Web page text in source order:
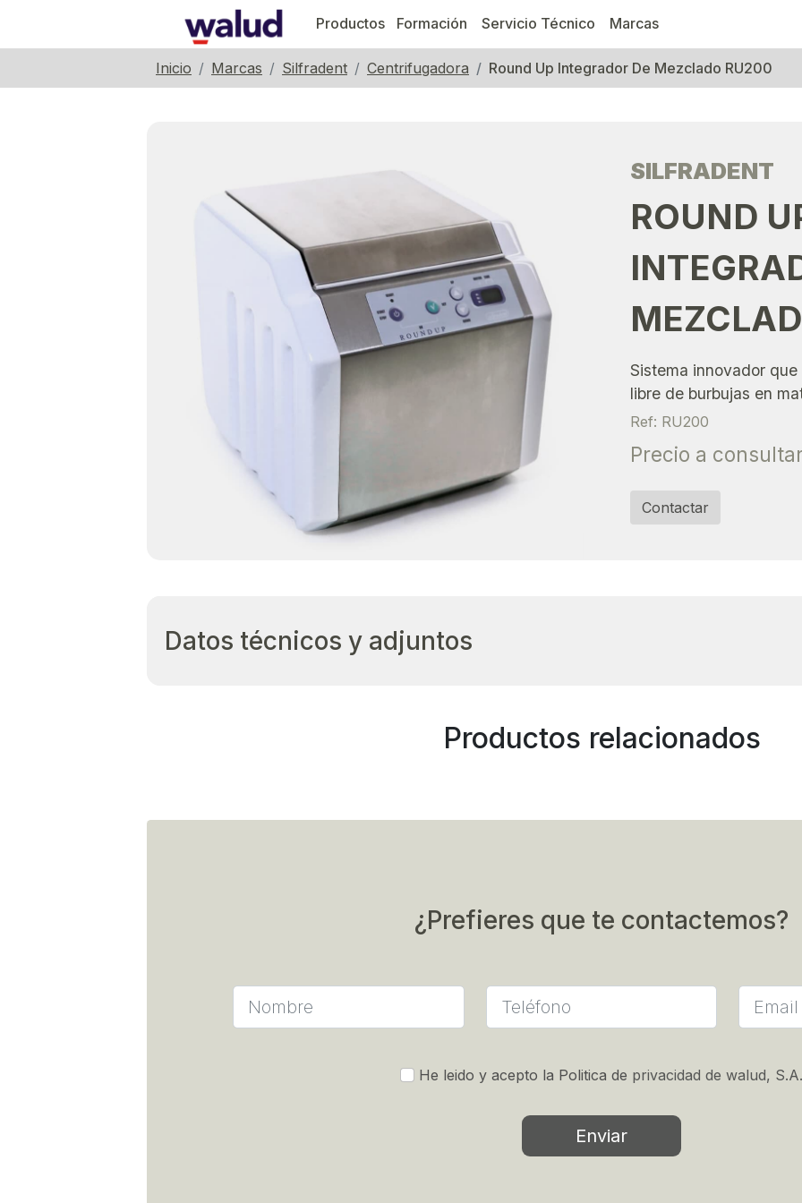
Productos Formación Servicio Técnico Marcas
Inicio Marcas Silfradent Centrifugadora Round Up Integrador De Mezclado RU200
SILFRADENT
ROUND
Sistema innovador
libre de burbujas en
Ref: RU200
Precio a
Contactar
Datos técnicos y adjuntos
Productos relacionados
¿Prefieres que te contactemos?
He leido y acepto la Politica de privacidad de walud, S.A.
Enviar